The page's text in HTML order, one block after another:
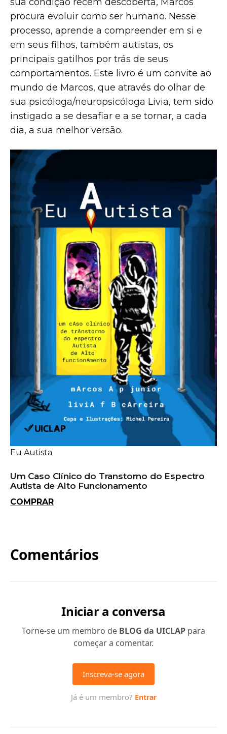
procura evoluir como ser humano. Nesse
processo, aprende a compreender em si e
em seus filhos, também autistas, os
principais gatilhos por trás de seus
comportamentos. Este livro é um convite ao
mundo de Marcos, que através do olhar de
sua psicóloga/neuropsicóloga Livia, tem sido
instigado a se desafiar e a se tornar, a cada
dia, a sua melhor versão.
Eu Autista
Um Caso Clínico do Transtorno do Espectro
Autista de Alto Funcionamento
COMPRAR